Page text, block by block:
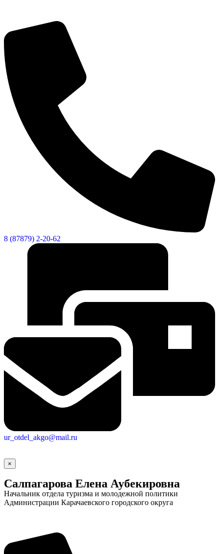
8 (87879) 2-20-62
ur_otdel_akgo@mail.ru
×
Салпагарова Елена Аубекировна
Начальник отдела туризма и молодежной политики
Администрации Карачаевского городского округа